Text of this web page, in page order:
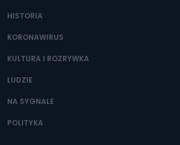
HISTORIA
KORONAWIRUS
KULTURA I ROZRYWKA
LUDZIE
NA SYGNALE
POLITYKA